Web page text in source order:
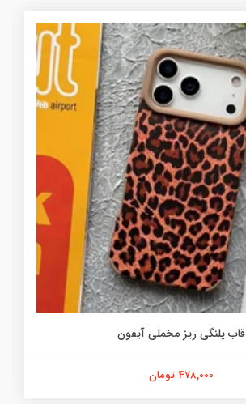
قاب پلنگی ریز مخملی آیفون
478,000 تومان